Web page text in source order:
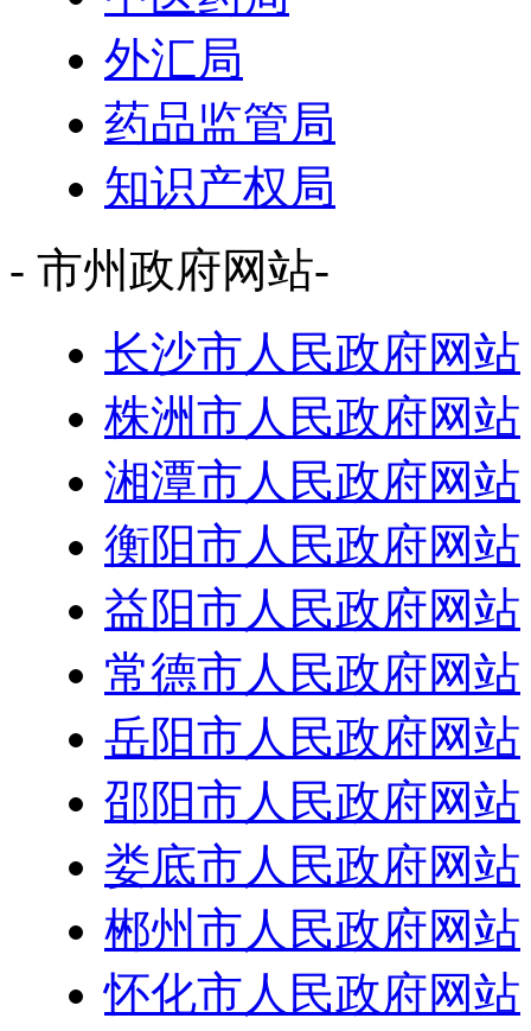
外汇局
药品监管局
知识产权局
- 市州政府网站-
长沙市人民政府网站
株洲市人民政府网站
湘潭市人民政府网站
衡阳市人民政府网站
益阳市人民政府网站
常德市人民政府网站
岳阳市人民政府网站
邵阳市人民政府网站
娄底市人民政府网站
郴州市人民政府网站
怀化市人民政府网站